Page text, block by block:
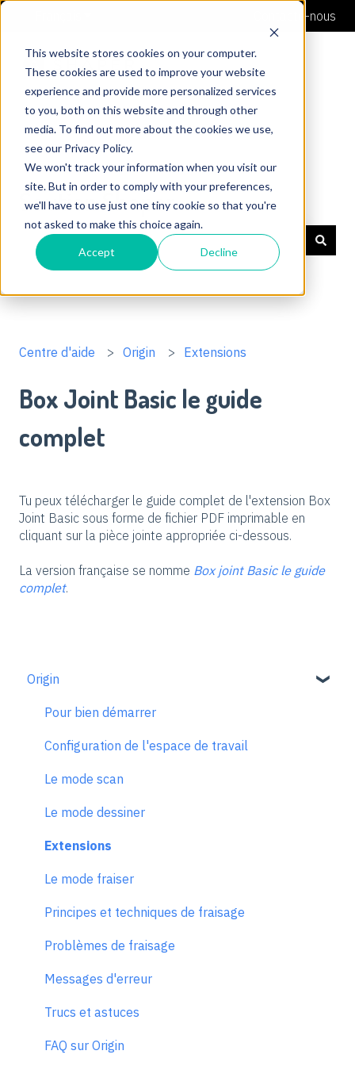
This website stores cookies on your computer.
These cookies are used to improve your website
experience and provide more personalized services
to you, both on this website and through other
media. To find out more about the cookies we use,
see our Privacy Policy.
We won't track your information when you visit our
site. But in order to comply with your preferences,
we'll have to use just one tiny cookie so that you're
not asked to make this choice again.
Accept Decline
Afficher le sous-menu pour les traductions
Contacte-nous
Soutien Shaper
Il n'y a aucune suggestion car le champ de recherche
Centre d'aide Origin Extensions
Box Joint Basic le guide
complet
Tu peux télécharger le guide complet de l'extension Box
Joint Basic sous forme de fichier PDF imprimable en
cliquant sur la pièce jointe appropriée ci-dessous.
La version française se nomme Box joint Basic le guide
complet.
Origin
Pour bien démarrer
Configuration de l'espace de travail
Le mode scan
Le mode dessiner
Extensions
Le mode fraiser
Principes et techniques de fraisage
Problèmes de fraisage
Messages d'erreur
Trucs et astuces
FAQ sur Origin